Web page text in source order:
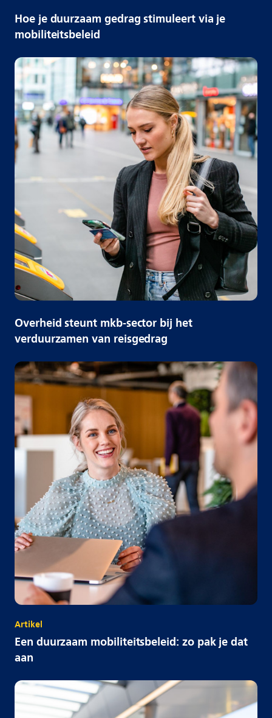
Hoe je duurzaam gedrag stimuleert via je
mobiliteitsbeleid
Overheid steunt mkb-sector bij het
verduurzamen van reisgedrag
Artikel
Een duurzaam mobiliteitsbeleid: zo pak je dat
aan